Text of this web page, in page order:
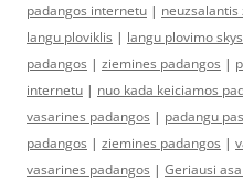
padangos internetu |
langu ploviklis | langu plovimo
padangos | ziemines padangos |
internetu | nuo kada keiciamos
vasarines padangos | padangu
padangos | ziemines padangos |
vasarines padangos | Geriausi